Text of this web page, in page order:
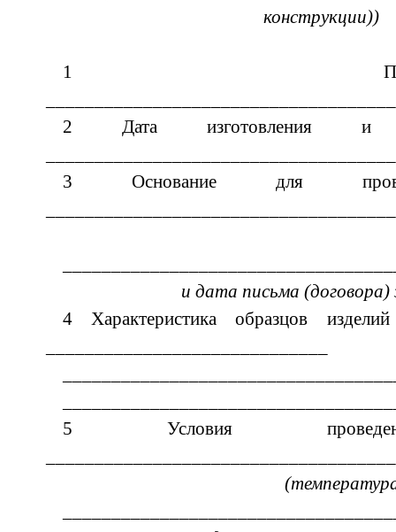
конструкции))
1 Предприятие-
2 Дата изготовления и
3 Основание для
и дата письма (договора)
4 Характеристика образцов
5 Условия